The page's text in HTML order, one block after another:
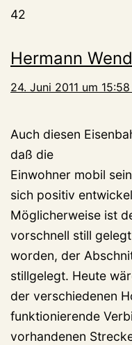
42
Hermann
24. Juni 2011 um
Auch diesen
daß die
Einwohner mobil
sich positiv
Möglicherweise ist
vorschnell still
worden, der
stillgelegt. Heute
der verschiedenen
funktionierende
vorhandenen